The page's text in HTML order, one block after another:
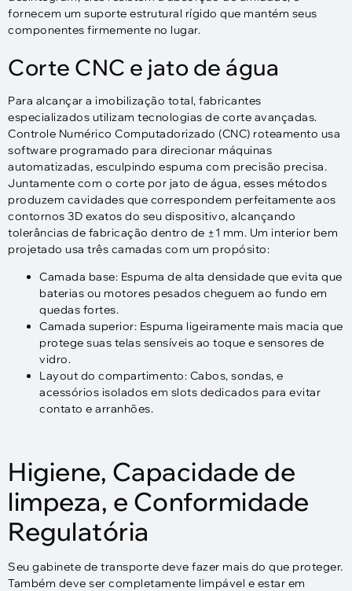
fornecem um suporte estrutural rígido que mantém seus
componentes firmemente no lugar.
Corte CNC e jato de água
Para alcançar a imobilização total, fabricantes
especializados utilizam tecnologias de corte avançadas.
Controle Numérico Computadorizado (CNC) roteamento usa
software programado para direcionar máquinas
automatizadas, esculpindo espuma com precisão precisa.
Juntamente com o corte por jato de água, esses métodos
produzem cavidades que correspondem perfeitamente aos
contornos 3D exatos do seu dispositivo, alcançando
tolerâncias de fabricação dentro de ±1 mm. Um interior bem
projetado usa três camadas com um propósito:​
Camada base: Espuma de alta densidade que evita que
baterias ou motores pesados ​​cheguem ao fundo em
quedas fortes.
Camada superior: Espuma ligeiramente mais macia que
protege suas telas sensíveis ao toque e sensores de
vidro.
Layout do compartimento: Cabos, sondas, e
acessórios isolados em slots dedicados para evitar
contato e arranhões.
Higiene, Capacidade de
limpeza, e Conformidade
Regulatória
Seu gabinete de transporte deve fazer mais do que proteger.
Também deve ser completamente limpável e estar em